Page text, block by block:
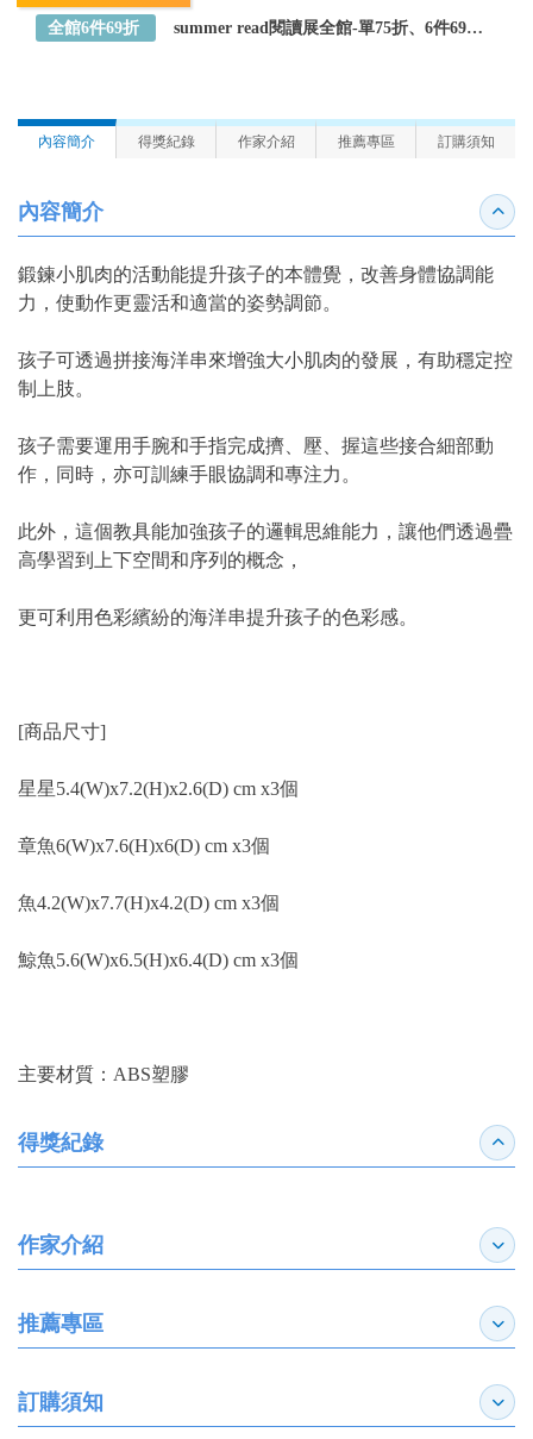
全館6件69折 summer read閱讀展全館-單75折、6件69折～全館任選
內容簡介 得獎紀錄 作家介紹 推薦專區 訂購須知
內容簡介 收合
鍛鍊小肌肉的活動能提升孩子的本體覺，改善身體協調能
力，使動作更靈活和適當的姿勢調節。
孩子可透過拼接海洋串來增強大小肌肉的發展，有助穩定控
制上肢。
孩子需要運用手腕和手指完成擠、壓、握這些接合細部動
作，同時，亦可訓練手眼協調和專注力。
此外，這個教具能加強孩子的邏輯思維能力，讓他們透過疊
高學習到上下空間和序列的概念，
更可利用色彩繽紛的海洋串提升孩子的色彩感。
[商品尺寸]
星星5.4(W)x7.2(H)x2.6(D) cm x3個
章魚6(W)x7.6(H)x6(D) cm x3個
魚4.2(W)x7.7(H)x4.2(D) cm x3個
鯨魚5.6(W)x6.5(H)x6.4(D) cm x3個
主要材質：ABS塑膠
得獎紀錄 收合
作家介紹 展開
推薦專區 展開
訂購須知 展開